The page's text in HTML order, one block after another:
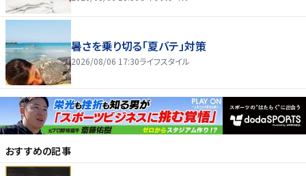
暑さを乗り切る「夏バテ」対策
2026/08/06 17:30ライフスタイル
おすすめの記事